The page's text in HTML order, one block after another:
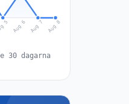
5 Aug 6 Aug 7 Aug 8
30 dagarna